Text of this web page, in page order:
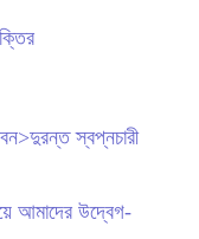
স্বপ্নচারী
আমাদের উদ্বেগ-